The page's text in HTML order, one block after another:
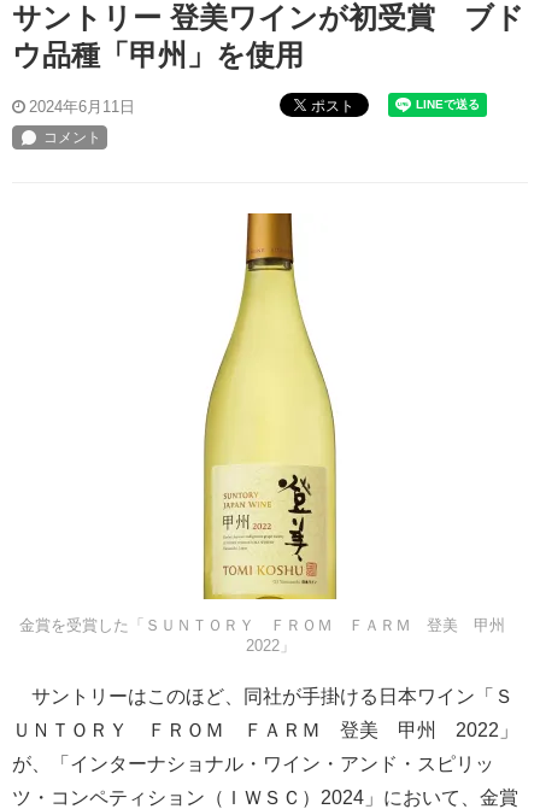
サントリー 登美ワインが初受賞 ブド
ウ品種「甲州」を使用
2024年6月11日 ポスト
金賞を受賞した「ＳＵＮＴＯＲＹ ＦＲＯＭ ＦＡＲＭ 登美 甲州
2022」
サントリーはこのほど、同社が手掛ける日本ワイン「Ｓ
ＵＮＴＯＲＹ ＦＲＯＭ ＦＡＲＭ 登美 甲州 2022」
が、「インターナショナル・ワイン・アンド・スピリッ
ツ・コンペティション（ＩＷＳＣ）2024」において、金賞